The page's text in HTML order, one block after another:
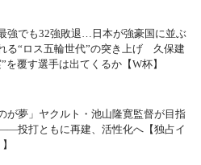
強でも32強敗退…日本が強豪国に並ぶ
る“ロス五輪世代”の突き上げ 久保建
を覆す選手は出てくるか【W杯】
が夢」ヤクルト・池山隆寛監督が目指
投打ともに再建、活性化へ【独占イ